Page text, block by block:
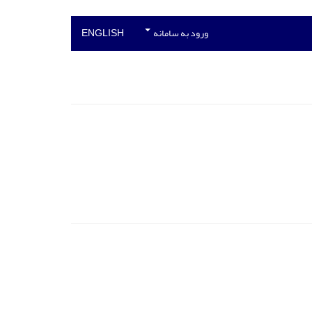
ورود به سامانه ENGLISH